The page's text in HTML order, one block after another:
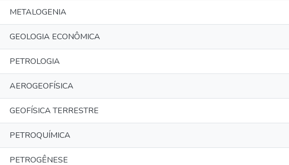
METALOGENIA
GEOLOGIA ECONÔMICA
PETROLOGIA
AEROGEOFÍSICA
GEOFÍSICA TERRESTRE
PETROQUÍMICA
PETROGÊNESE